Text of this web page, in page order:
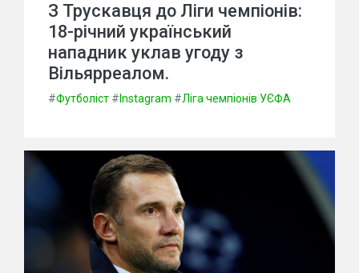
З Трускавця до Ліги чемпіонів:
18-річний український
нападник уклав угоду з
Вільярреалом.
#Футболіст # Instagram #Ліга чемпіонів УЄФА